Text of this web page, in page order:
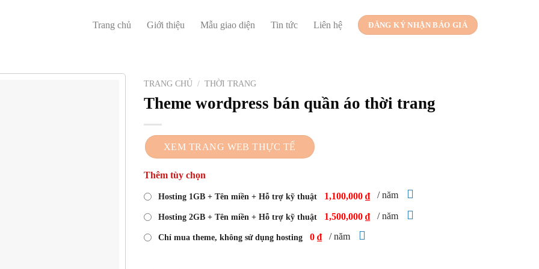
Trang chủ Giới thiệu Mẫu giao diện Tin tức Liên hệ ĐĂNG KÝ NHẬN BÁO GIÁ
TRANG CHỦ / THỜI TRANG
Theme wordpress bán quần áo thời trang
XEM TRANG WEB THỰC TẾ
Thêm tùy chọn
Hosting 1GB + Tên miền + Hỗ trợ kỹ thuật 1,100,000 ₫ / năm
Hosting 2GB + Tên miền + Hỗ trợ kỹ thuật 1,500,000 ₫ / năm
Chỉ mua theme, không sử dụng hosting 0 ₫ / năm